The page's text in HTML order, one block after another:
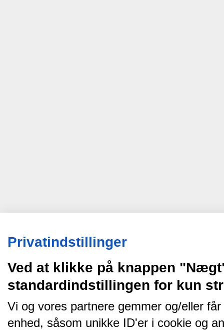
Privatindstillinger
Ved at klikke på knappen
standardindstillingen for kun
Vi og vores partnere gemmer og/eller
enhed, såsom unikke ID'er i cookie og